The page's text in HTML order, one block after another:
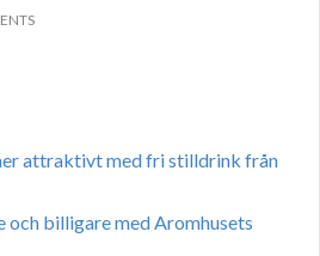
attraktivt med fri stilldrink från
och billigare med Aromhusets